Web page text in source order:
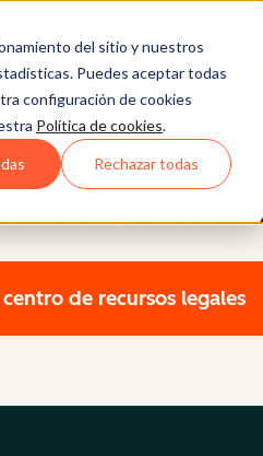
del sitio y nuestros
Puedes aceptar todas
configuración de cookies
Política de cookies.
Rechazar todas
legales
DE NUESTROS
de recursos legales